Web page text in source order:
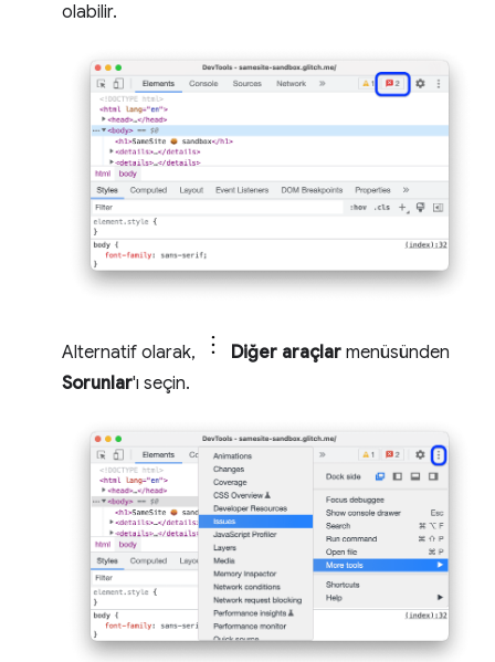
olabilir.
Alternatif olarak, Diğer araçlar menüsünden
Sorunlar'ı seçin.